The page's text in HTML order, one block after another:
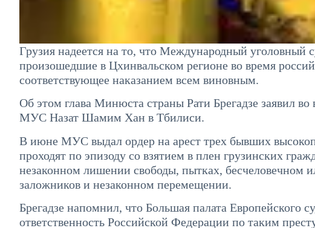
Грузия надеется на то, что Международный
произошедшие в Цхинвальском регионе во время
соответствующее наказанием всем виновным.
Об этом глава Минюста страны Рати Брегадзе заявил во
МУС Назат Шамим Хан в Тбилиси.
В июне МУС выдал ордер на арест трех бывших
проходят по эпизоду со взятием в плен грузинских
незаконном лишении свободы, пытках, бесчеловечном
заложников и незаконном перемещении.
Брегадзе напомнил, что Большая палата Европейского
ответственность Российской Федерации по таким